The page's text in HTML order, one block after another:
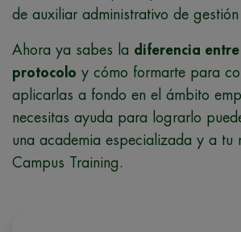
de auxiliar administrativo de
Ahora ya sabes la diferencia
protocolo y cómo formarte para
aplicarlas a fondo en el ámbito
necesitas ayuda para lograrlo
una academia especializada y a tu
Campus Training.